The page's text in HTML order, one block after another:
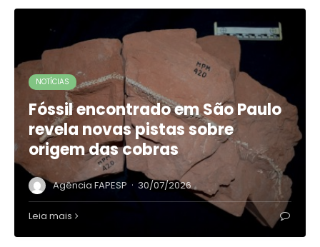
NOTÍCIAS
Fóssil encontrado em São Paulo
revela novas pistas sobre
origem das cobras
Agência FAPESP · 30/07/2026
Leia mais